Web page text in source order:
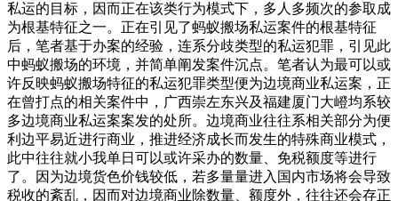
私运的目标，因而正在该类行为模式下，多人多频次的参取成
为根基特征之一。正在引见了蚂蚁搬场私运案件的根基特征
后，笔者基于办案的经验，连系分歧类型的私运犯罪，引见此
中蚂蚁搬场的环境，并简单阐发案件沉点。笔者认为最可以或
许反映蚂蚁搬场特征的私运犯罪类型便为边境商业私运案，正
在曾打点的相关案件中，广西崇左东兴及福建厦门大嶝均系较
多边境商业私运案案发的处所。边境商业往往系相关部分为便
利边平易近进行商业，推进经济成长而发生的特殊商业模式，
此中往往就小我单日可以或许采办的数量、免税额度等进行
了。因为边境货色价钱较低，若多量量进入国内市场将会导致
税收的紊乱，因而对边境商业除数量、额度外，往往还会存正